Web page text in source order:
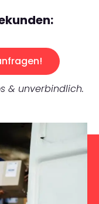
& unverbindlich.